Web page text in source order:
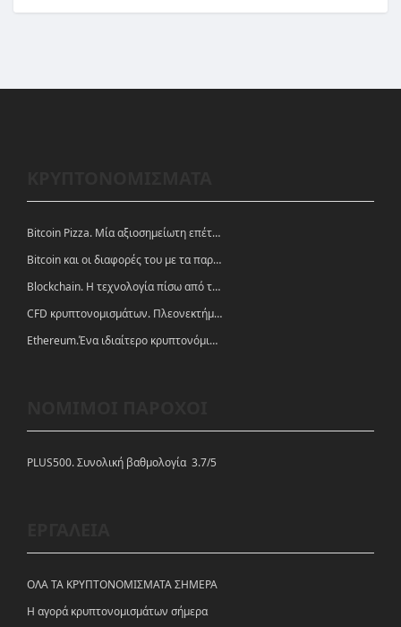
Bitcoin Pizza. Μία αξιοσημείωτη επέτειος.
Bitcoin και οι διαφορές του με τα παραδοσιακά νομίσματα
Blockchain. Η τεχνολογία πίσω από τα κρυπτονομίσματα
CFD κρυπτονομισμάτων. Πλεονεκτήματα και ευκαιρίες
Ethereum.Ένα ιδιαίτερο κρυπτονόμισμα-πλατφόρμα
PLUS500. Συνολική βαθμολογία 3.7/5
ΟΛΑ ΤΑ ΚΡΥΠΤΟΝΟΜΙΣΜΑΤΑ ΣΗΜΕΡΑ
Η αγορά κρυπτονομισμάτων σήμερα